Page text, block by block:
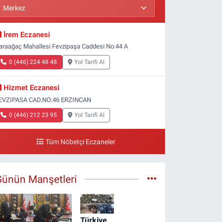
İrem Eczanesi
Mahallesi Fevzipaşa Caddesi No:44 A
0 (446) 224 48 48 Yol Tarifi Al
Hizmet Eczanesi
CAD.NO:46 ERZINCAN
0 (446) 212 23 95 Yol Tarifi Al
Tüm Nöbetçi Eczaneler
Manşetleri